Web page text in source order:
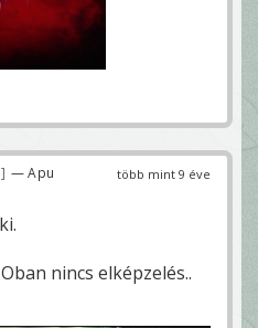
több mint 9 éve
— Apu
nincs elképzelés..